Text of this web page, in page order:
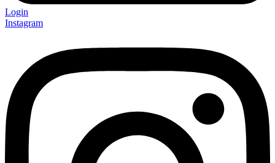
Login
Instagram